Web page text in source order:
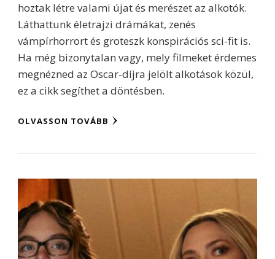
hoztak létre valami újat és merészet az alkotók.
Láthattunk életrajzi drámákat, zenés
vámpírhorrort és groteszk konspirációs sci-fit is.
Ha még bizonytalan vagy, mely filmeket érdemes
megnézned az Oscar-díjra jelölt alkotások közül,
ez a cikk segíthet a döntésben.
OLVASSON TOVÁBB